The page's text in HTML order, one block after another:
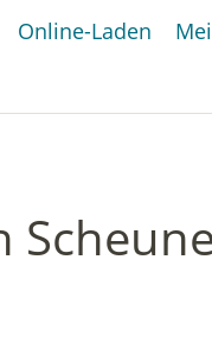
Online-Laden